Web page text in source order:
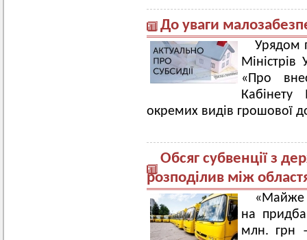
До уваги
Урядом
«Про
Кабінету
окремих видів грошової
Обсяг субвенції з
розподілив між
«Майже
на
млн. грн